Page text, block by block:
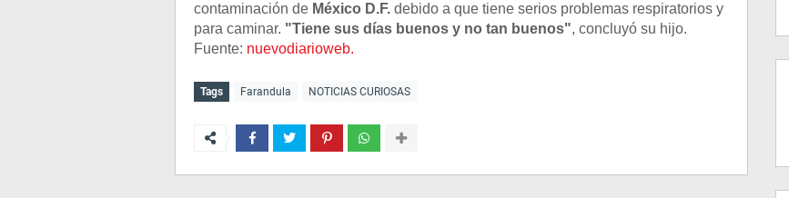
contaminación de México D.F. debido a que tiene serios problemas respiratorios y
para caminar. "Tiene sus días buenos y no tan buenos", concluyó su hijo.
Fuente: nuevodiarioweb.
Tags Farandula NOTICIAS CURIOSAS